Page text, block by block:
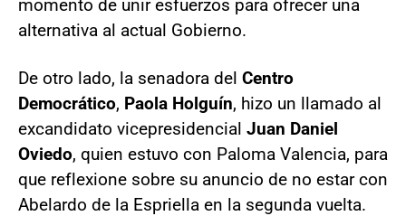
momento de unir esfuerzos para ofrecer una
alternativa al actual Gobierno.
De otro lado, la senadora del Centro
Democrático, Paola Holguín, hizo un llamado al
excandidato vicepresidencial Juan Daniel
Oviedo, quien estuvo con Paloma Valencia, para
que reflexione sobre su anuncio de no estar con
Abelardo de la Espriella en la segunda vuelta.